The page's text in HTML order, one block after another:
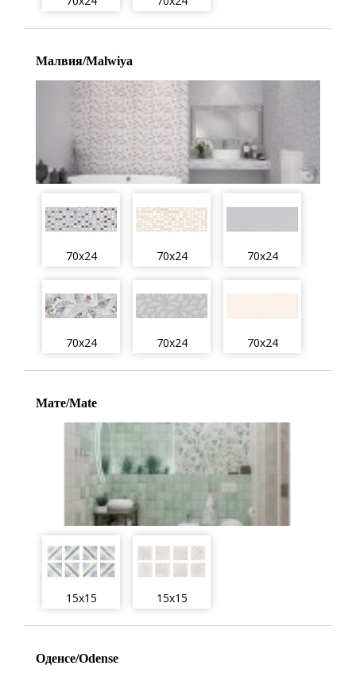
Малвия/Malwiya
70x24 70x24 70x24
70x24 70x24 70x24
Мате/Mate
15x15 15x15
Оденсе/Odense